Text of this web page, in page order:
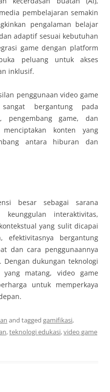
pembelajaran semakin
pengalaman belajar
adaptif sesuai kebutuhan
game dengan platform
peluang untuk akses
inklusif.
penggunaan video game
bergantung pada
pengembang game, dan
konten yang
antara hiburan dan
besar sebagai sarana
interaktivitas,
yang sulit dicapai
efektivitasnya bergantung
dan cara penggunaannya
dukungan teknologi
matang, video game
untuk memperkaya
and tagged gamifikasi,
,teknologi edukasi,video game